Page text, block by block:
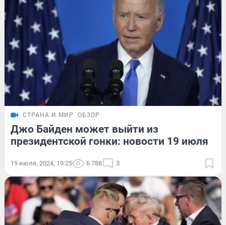
СТРАНА И МИР ОБЗОР
Джо Байден может выйти из
президентской гонки: новости 19 июля
19 июля, 2024, 19:25 6 788 3